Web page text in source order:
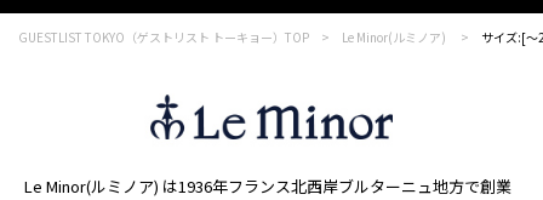
GUESTLIST TOKYO（ゲストリスト トーキョー）TOP Le Minor(ルミノア) サイズ:[～
Le Minor(ルミノア) は1936年フランス北西岸ブルターニュ地方で創業